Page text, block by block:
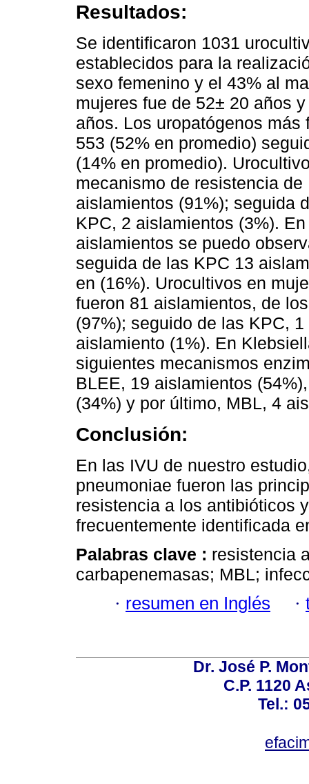
Resultados:
Se identificaron 1031
establecidos para la
sexo femenino y el 43% al
mujeres fue de 52± 20 años
años. Los uropatógenos
553 (52% en promedio)
(14% en promedio).
mecanismo de resistencia
aislamientos (91%); seguida
KPC, 2 aislamientos (3%).
aislamientos se puedo
seguida de las KPC 13
en (16%). Urocultivos en
fueron 81 aislamientos, de
(97%); seguido de las KPC,
aislamiento (1%). En
siguientes mecanismos
BLEE, 19 aislamientos
(34%) y por último, MBL, 4
Conclusión:
En las IVU de nuestro
pneumoniae fueron las
resistencia a los antibióticos
frecuentemente identificada
Palabras clave : resistencia
carbapenemasas; MBL;
· resumen en Inglés ·
Dr. José P.
C.P. 1120
Tel.: